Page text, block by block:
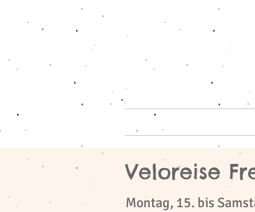
Home
Veloreise
​
Montag, 15. bis